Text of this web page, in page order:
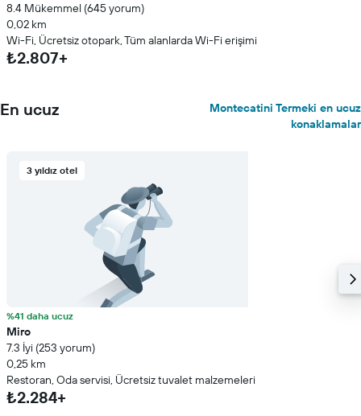
8.4 Mükemmel (645 yorum)
0,02 km
Wi-Fi, Ücretsiz otopark, Tüm alanlarda Wi-Fi erişimi
₺2.807+
En ucuz
Montecatini Termeki en ucuz
konaklamalar
3 yıldız otel
%41 daha ucuz
Miro
7.3 İyi (253 yorum)
0,25 km
Restoran, Oda servisi, Ücretsiz tuvalet malzemeleri
₺2.284+